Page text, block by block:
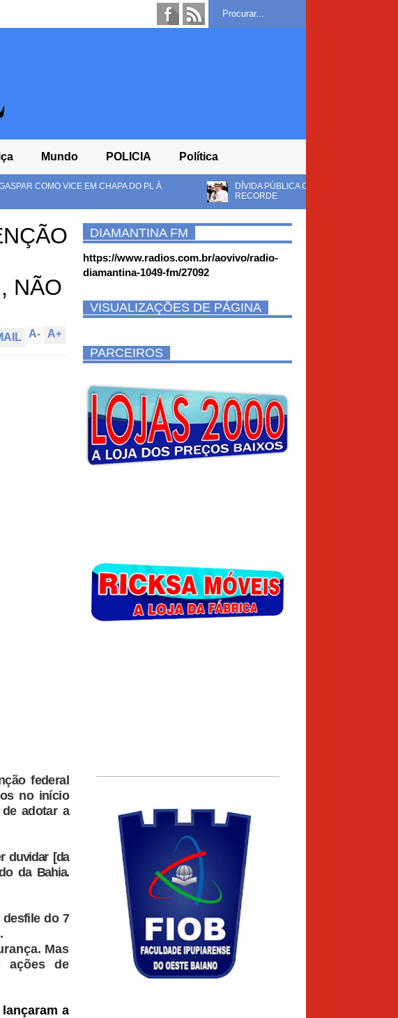
Mundo POLICIA Política
DO PL À
DÍVIDA PÚBLICA CHEGA A R$ 10,8 TRILHÕES E LULA DEVE
NÃO
A+
A-
federal
no início
adotar a
duvidar [da
da Bahia.
do 7
Mas
ações de
a
DIAMANTINA FM
https://www.radios.com.br/aovivo/radio-
diamantina-1049-fm/27092
VISUALIZAÇÕES DE PÁGINA
PARCEIROS